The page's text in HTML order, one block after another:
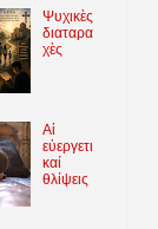
Ψυχικὲς
διαταρα
χὲς
Αἱ
εὐεργετι
καί
θλίψεις